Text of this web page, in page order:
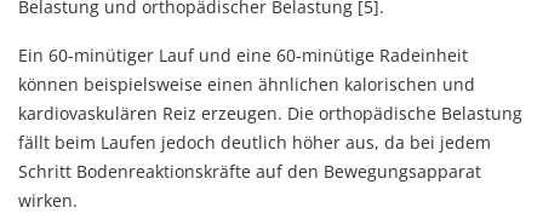
Belastung und orthopädischer Belastung [5].
Ein 60-minütiger Lauf und eine 60-minütige Radeinheit
können beispielsweise einen ähnlichen kalorischen und
kardiovaskulären Reiz erzeugen. Die orthopädische Belastung
fällt beim Laufen jedoch deutlich höher aus, da bei jedem
Schritt Bodenreaktionskräfte auf den Bewegungsapparat
wirken.